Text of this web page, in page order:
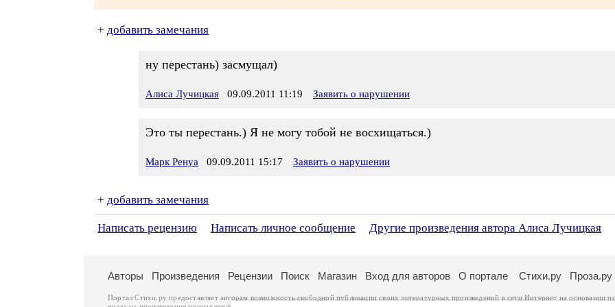
+ добавить замечания
ну перестань) засмущал)
Алиса Лучицкая 09.09.2011 11:19 Заявить о нарушении
Это ты перестань.) Я не могу тобой не восхищаться.)
Марк Ренуа 09.09.2011 15:17 Заявить о нарушении
+ добавить замечания
Написать рецензию Написать личное сообщение Другие произведения автора Алиса Лучицкая
Авторы Произведения Рецензии Поиск Магазин Вход для авторов О портале Стихи.ру Проза.ру
Портал Стихи.ру предоставляет авторам возможность свободной публикации своих литературных произведений в сети Интернет на основании